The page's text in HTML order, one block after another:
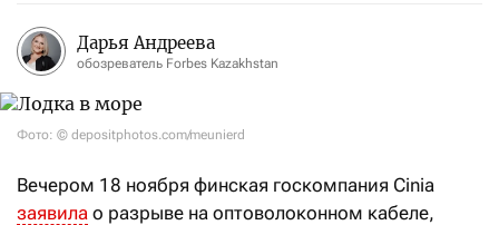
Дарья Андреева
обозреватель Forbes Kazakhstan
Фото: © depositphotos.com/meunierd
Вечером 18 ноября финская госкомпания Cinia
заявила о разрыве на оптоволоконном кабеле,